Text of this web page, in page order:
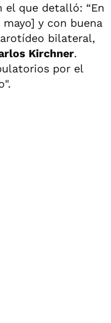
el que detalló: “En
y con buena
bilateral,
Kirchner.
por el